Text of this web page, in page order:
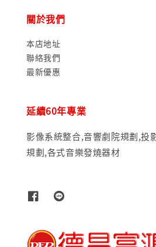
關於我們
本店地址
聯絡我們
最新優惠
延續60年專業
影像系統整合,音響劇院規劃,投
規劃,各式音樂發燒器材